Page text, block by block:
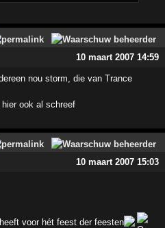
10 maart 2007 14:59
nou storm, die van Trance
ook al schreef
10 maart 2007 15:03
voor hét feest der feesten